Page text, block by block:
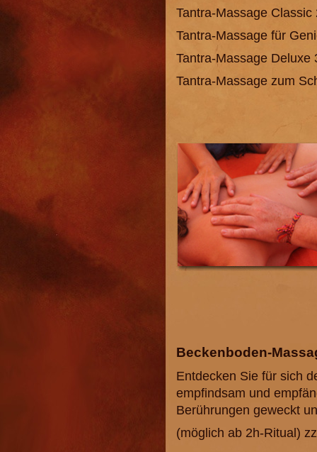
Tantra-Massage Classic
Tantra-Massage für
Tantra-Massage Deluxe
Tantra-Massage zum
Beckenboden-
Entdecken Sie für sich
empfindsam und
Berührungen geweckt
(möglich ab 2h-Ritual)